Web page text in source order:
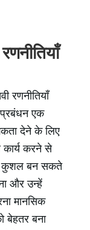
रणनीतियाँ
एक
देने के लिए
करने से
कुशल बन सकते
और उन्हें
मानसिक
बना